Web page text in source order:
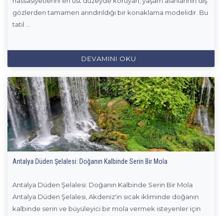
gözlerden tamamen arındırıldığı bir konaklama modelidir. Bu
tatil ...
DEVAMINI OKU
Antalya Düden Şelalesi: Doğanın Kalbinde Serin Bir Mola
Antalya Düden Şelalesi: Doğanın Kalbinde Serin Bir Mola
Antalya Düden Şelalesi, Akdeniz'in sıcak ikliminde doğanın
kalbinde serin ve büyüleyici bir mola vermek isteyenler için